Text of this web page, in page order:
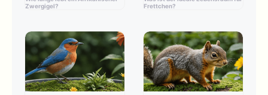
Zwergigel?
Frettchen?